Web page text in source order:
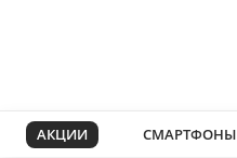
АКЦИИ СМАРТФОНЫ